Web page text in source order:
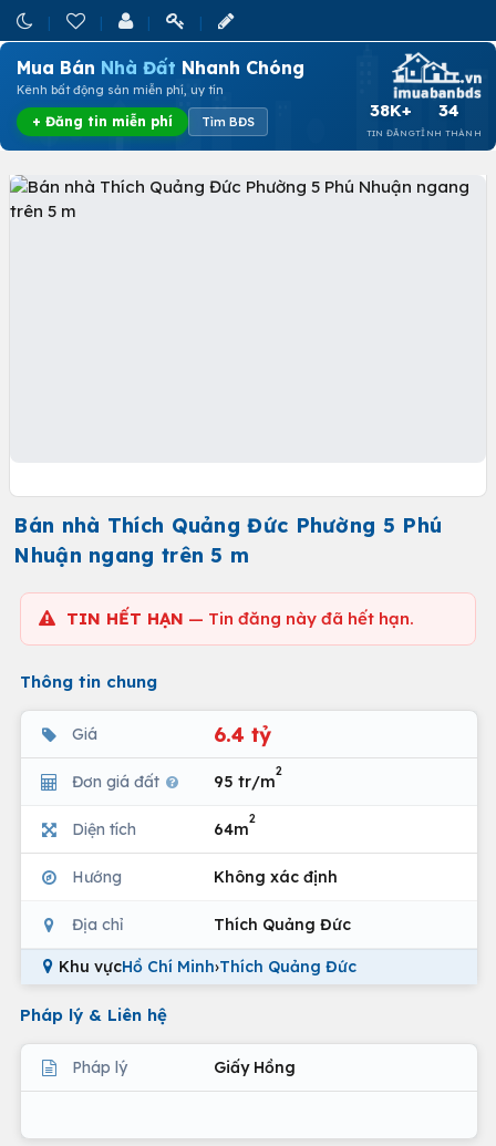
Mua Bán Nhà Đất Nhanh Chóng
Kênh bất động sản miễn phí, uy tín
+ Đăng tin miễn phí Tìm BĐS
38K+
TIN ĐĂNG
34
TỈNH THÀNH
Bán nhà Thích Quảng Đức Phường 5 Phú
Nhuận ngang trên 5 m
TIN HẾT HẠN — Tin đăng này đã hết hạn.
Thông tin chung
Giá 6.4 tỷ
Đơn giá đất 95 tr/m
2
Diện tích 64m
2
Hướng Không xác định
Địa chỉ Thích Quảng Đức
Khu vựcHồ Chí Minh›Thích Quảng Đức
Pháp lý & Liên hệ
Pháp lý Giấy Hồng